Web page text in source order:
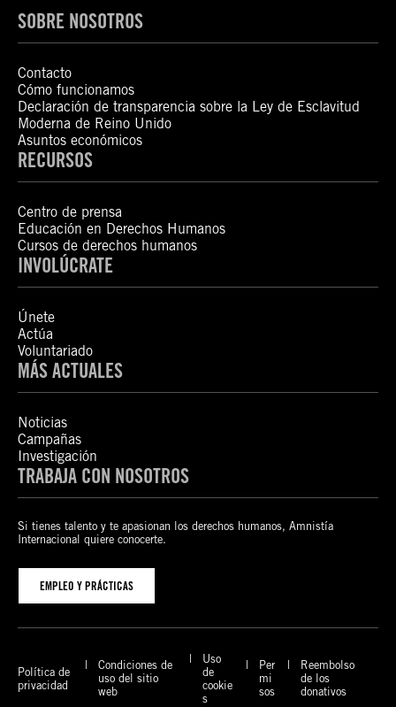
SOBRE NOSOTROS
Contacto
Cómo funcionamos
Declaración de transparencia sobre la Ley de Esclavitud
Moderna de Reino Unido
Asuntos económicos
RECURSOS
Centro de prensa
Educación en Derechos Humanos
Cursos de derechos humanos
INVOLÚCRATE
Únete
Actúa
Voluntariado
MÁS ACTUALES
Noticias
Campañas
Investigación
TRABAJA CON NOSOTROS
Si tienes talento y te apasionan los derechos humanos, Amnistía
Internacional quiere conocerte.
EMPLEO Y PRÁCTICAS
Política de
privacidad
Condiciones de
uso del sitio
web
Uso
de
cookie
s
Per
mi
sos
Reembolso
de los
donativos